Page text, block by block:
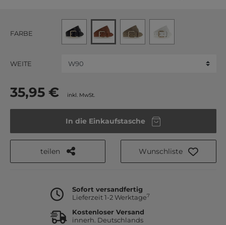
FARBE
WEITE
35,95 € inkl. MwSt.
In die Einkaufstasche
teilen Wunschliste
Sofort versandfertig
Lieferzeit 1-2 Werktage7
Kostenloser Versand
innerh. Deutschlands